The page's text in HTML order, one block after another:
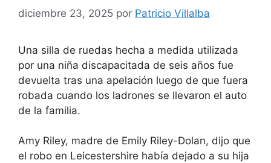
diciembre 23, 2025 por Patricio Villalba
Una silla de ruedas hecha a medida utilizada
por una niña discapacitada de seis años fue
devuelta tras una apelación luego de que fuera
robada cuando los ladrones se llevaron el auto
de la familia.
Amy Riley, madre de Emily Riley-Dolan, dijo que
el robo en Leicestershire había dejado a su hija